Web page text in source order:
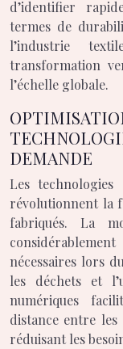
d’identifier
termes de
l’industrie
transformation
l’échelle globale.
DEMANDE
Les
révolutionnent la
fabriqués. La
nécessaires lors
les déchets et
numériques
distance entre
réduisant les